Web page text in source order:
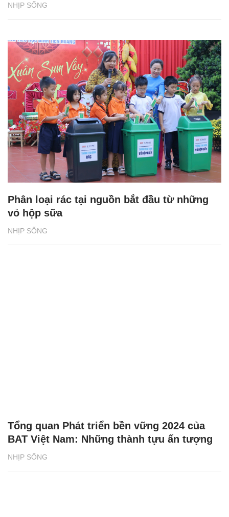
NHỊP SỐNG
NHỊP SỐNG
Phân loại rác tại nguồn bắt đầu từ những
vỏ hộp sữa
NHỊP SỐNG
Tổng quan Phát triển bền vững 2024 của
BAT Việt Nam: Những thành tựu ấn tượng